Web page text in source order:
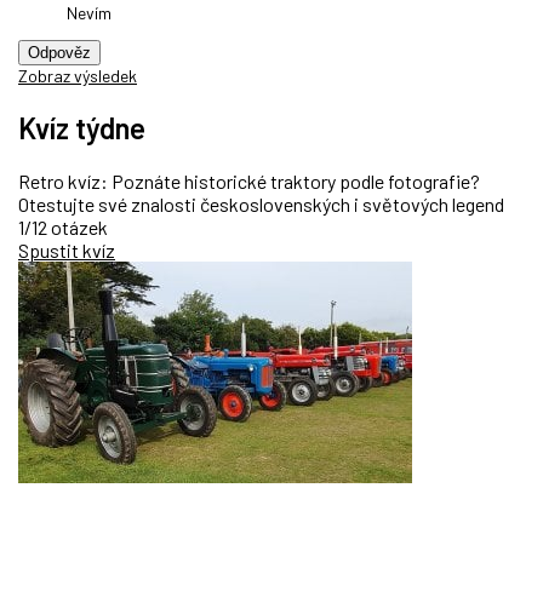
Nevím
Odpověz
Zobraz výsledek
Kvíz týdne
Retro kvíz: Poznáte historické traktory podle fotografie?
Otestujte své znalosti československých i světových legend
1/12 otázek
Spustit kvíz